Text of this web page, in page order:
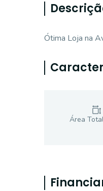
Ótima Loja na
Área